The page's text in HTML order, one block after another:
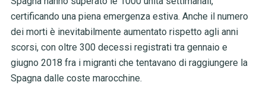
certificando una piena emergenza estiva. Anche il numero
dei morti è inevitabilmente aumentato rispetto agli anni
scorsi, con oltre 300 decessi registrati tra gennaio e
giugno 2018 fra i migranti che tentavano di raggiungere la
Spagna dalle coste marocchine.